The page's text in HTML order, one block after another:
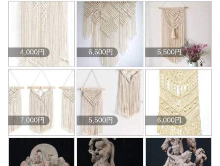
4,000円 6,500円 5,500円
7,000円 5,500円 6,000円